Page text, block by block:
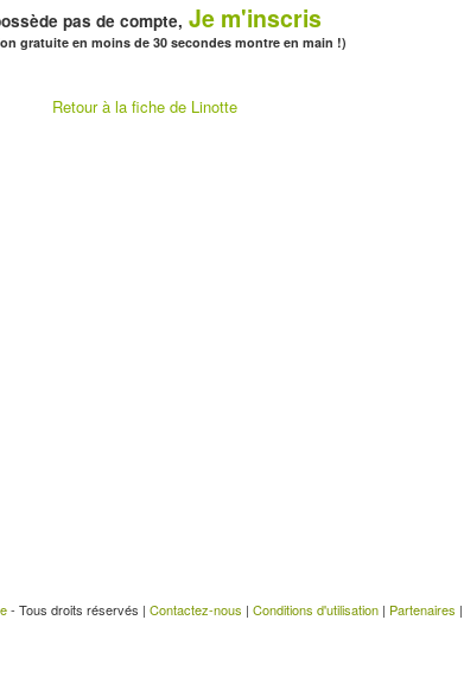
pas de compte, Je m'inscris
gratuite en moins de 30 secondes montre en main !)
Retour à la fiche de Linotte
- Tous droits réservés | Contactez-nous | Conditions d'utilisation | Partenaires |